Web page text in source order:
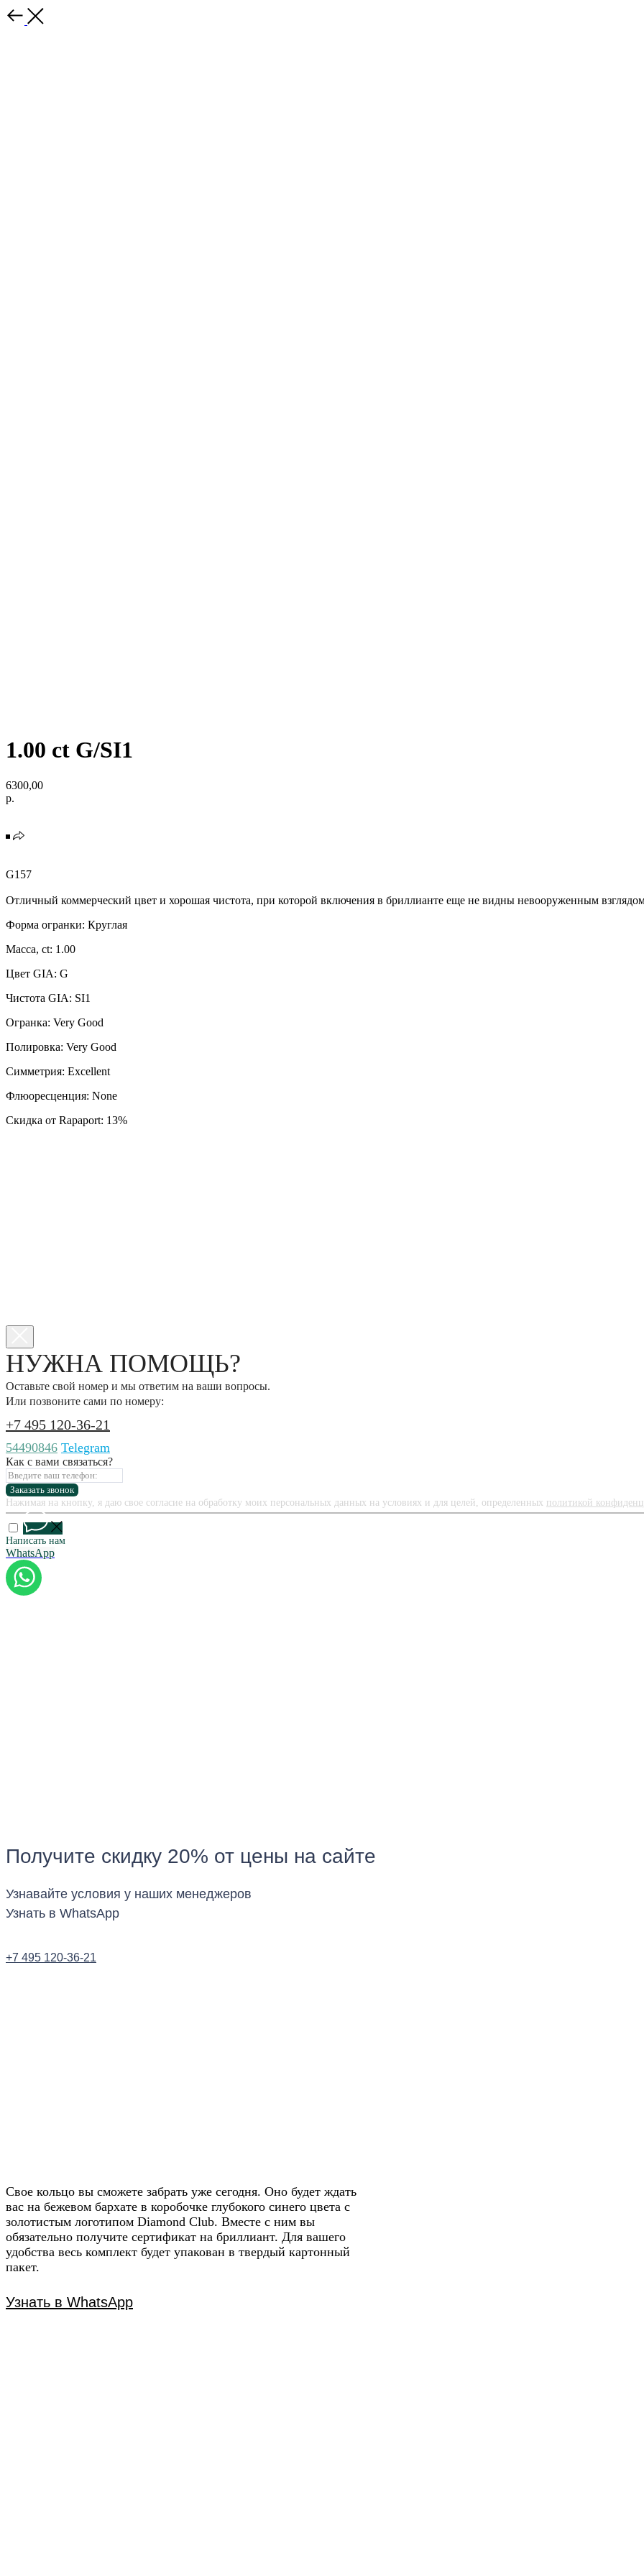
1.00 ct G/SI1
6300,00
р.
G157
Отличный коммерческий цвет и хорошая чистота, при которой включения в бриллианте еще не видны невооруженным
Форма огранки: Круглая
Масса, ct: 1.00
Цвет GIA: G
Чистота GIA: SI1
Огранка: Very Good
Полировка: Very Good
Симметрия: Excellent
Флюоресценция: None
Скидка от Rapaport: 13%
Получите скидку 20% от цены на сайте
Узнавайте условия у наших менеджеров
Узнать в WhatsApp
+7 495 120-36-21
НУЖНА ПОМОЩЬ?
Оставьте свой номер и мы ответим на ваши вопросы.
Или позвоните сами по номеру:
+7 495 120-36-21
54490846 Telegram
Как с вами связаться?
Заказать звонок
Нажимая на кнопку, я даю свое согласие на обработку моих персональных данных на условиях и для целей, определенных политикой
Написать нам
WhatsApp
от цены на сайте
Узнавайте условия у наших менеджеров в WhatsApp
Узнать в WhatsApp
Свое кольцо вы сможете забрать уже сегодня. Оно будет ждать
вас на бежевом бархате в коробочке глубокого синего цвета с
золотистым логотипом Diamond Club. Вместе с ним вы
обязательно получите сертификат на бриллиант. Для вашего
удобства весь комплект будет упакован в твердый картонный
пакет.